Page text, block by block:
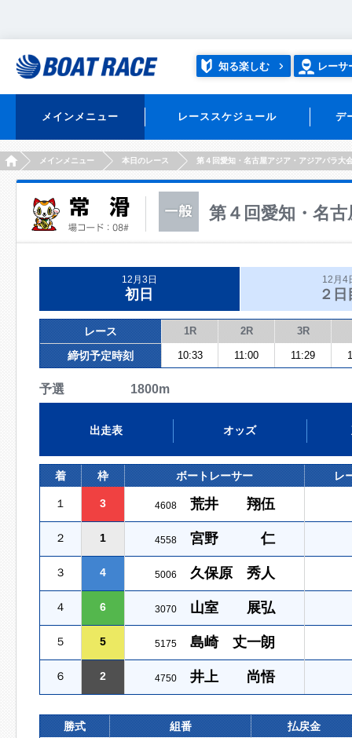
知る楽しむ レーサ
メインメニュー レーススケジュール デ
HOMEメインメニュー 本日のレース 第４回愛知・名古屋アジア・アジアパラ大
第４回愛知・名
12月3日
初日
12月4
２日
レース 1R 2R 3R
締切予定時刻 10:33 11:00 11:29
予選 1800m
出走表 オッズ
着 枠 ボートレーサー レ
１ 3 4608 荒井 翔伍
２ 1 4558 宮野 仁
３ 4 5006 久保原 秀人
４ 6 3070 山室 展弘
５ 5 5175 島崎 丈一朗
６ 2 4750 井上 尚悟
勝式 組番 払戻金